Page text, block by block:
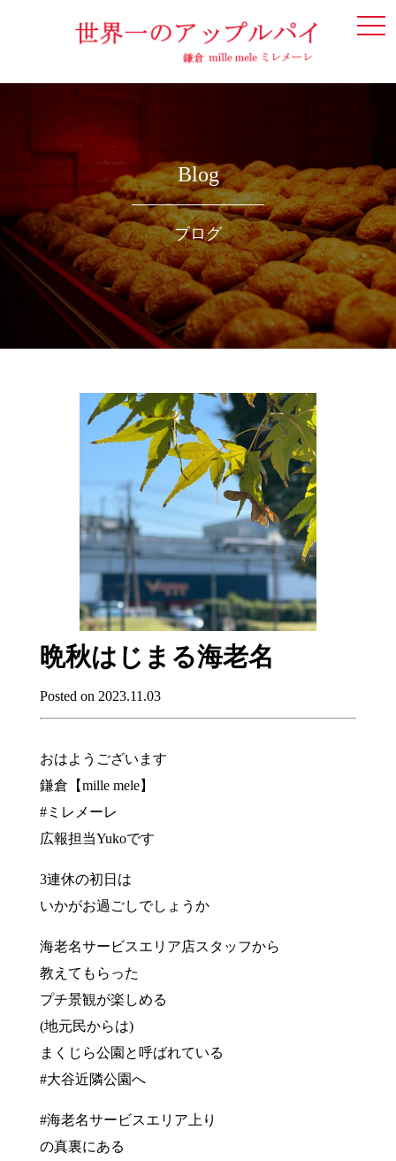
Blog
ブログ
晩秋はじまる海老名
Posted on 2023.11.03
おはようございます
鎌倉【mille mele】
#ミレメーレ
広報担当Yukoです
3連休の初日は
いかがお過ごしでしょうか
海老名サービスエリア店スタッフから
教えてもらった
プチ景観が楽しめる
(地元民からは)
まくじら公園と呼ばれている
#大谷近隣公園へ
#海老名サービスエリア上り
の真裏にある